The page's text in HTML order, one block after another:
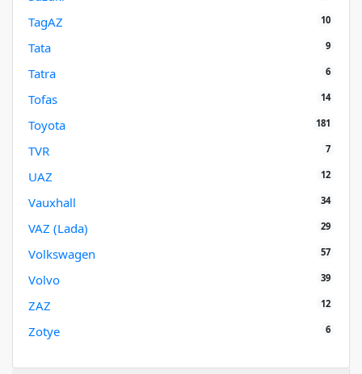
TagAZ 10
Tata 9
Tatra 6
Tofas 14
Toyota 181
TVR 7
UAZ 12
Vauxhall 34
VAZ (Lada) 29
Volkswagen 57
Volvo 39
ZAZ 12
Zotye 6